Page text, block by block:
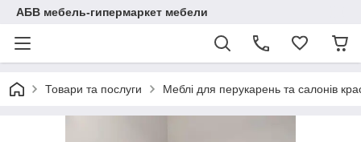
АБВ мебель-гипермаркет мебели
Товари та послуги Меблі для перукарень та салонів